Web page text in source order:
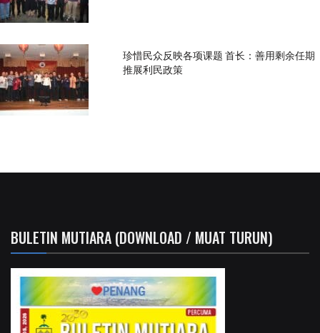
珍惜民众反映各项课题 首长：善用剩余任期
推展利民政策
BULETIN MUTIARA (DOWNLOAD / MUAT TURUN)